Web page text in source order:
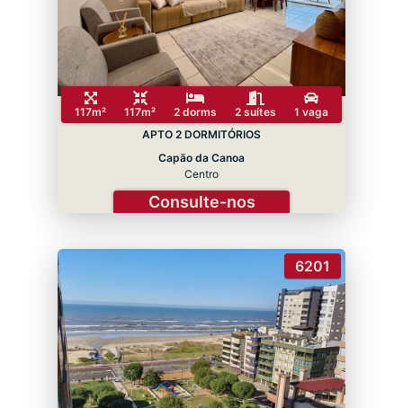
117m² 117m² 2 dorms 2 suítes
1 vaga
APTO 2 DORMITÓRIOS
Capão da Canoa
Centro
Consulte-nos
6201